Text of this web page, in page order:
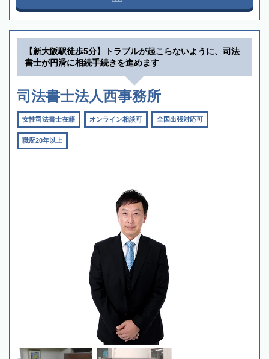
【新大阪駅徒歩5分】トラブルが起こらないように、司法
書士が円滑に相続手続きを進めます
司法書士法人西事務所
女性司法書士在籍 オンライン相談可 全国出張対応可
職歴20年以上